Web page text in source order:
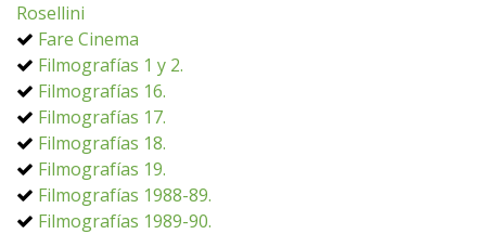
Rosellini
Fare Cinema
Filmografías 1 y 2.
Filmografías 16.
Filmografías 17.
Filmografías 18.
Filmografías 19.
Filmografías 1988-89.
Filmografías 1989-90.